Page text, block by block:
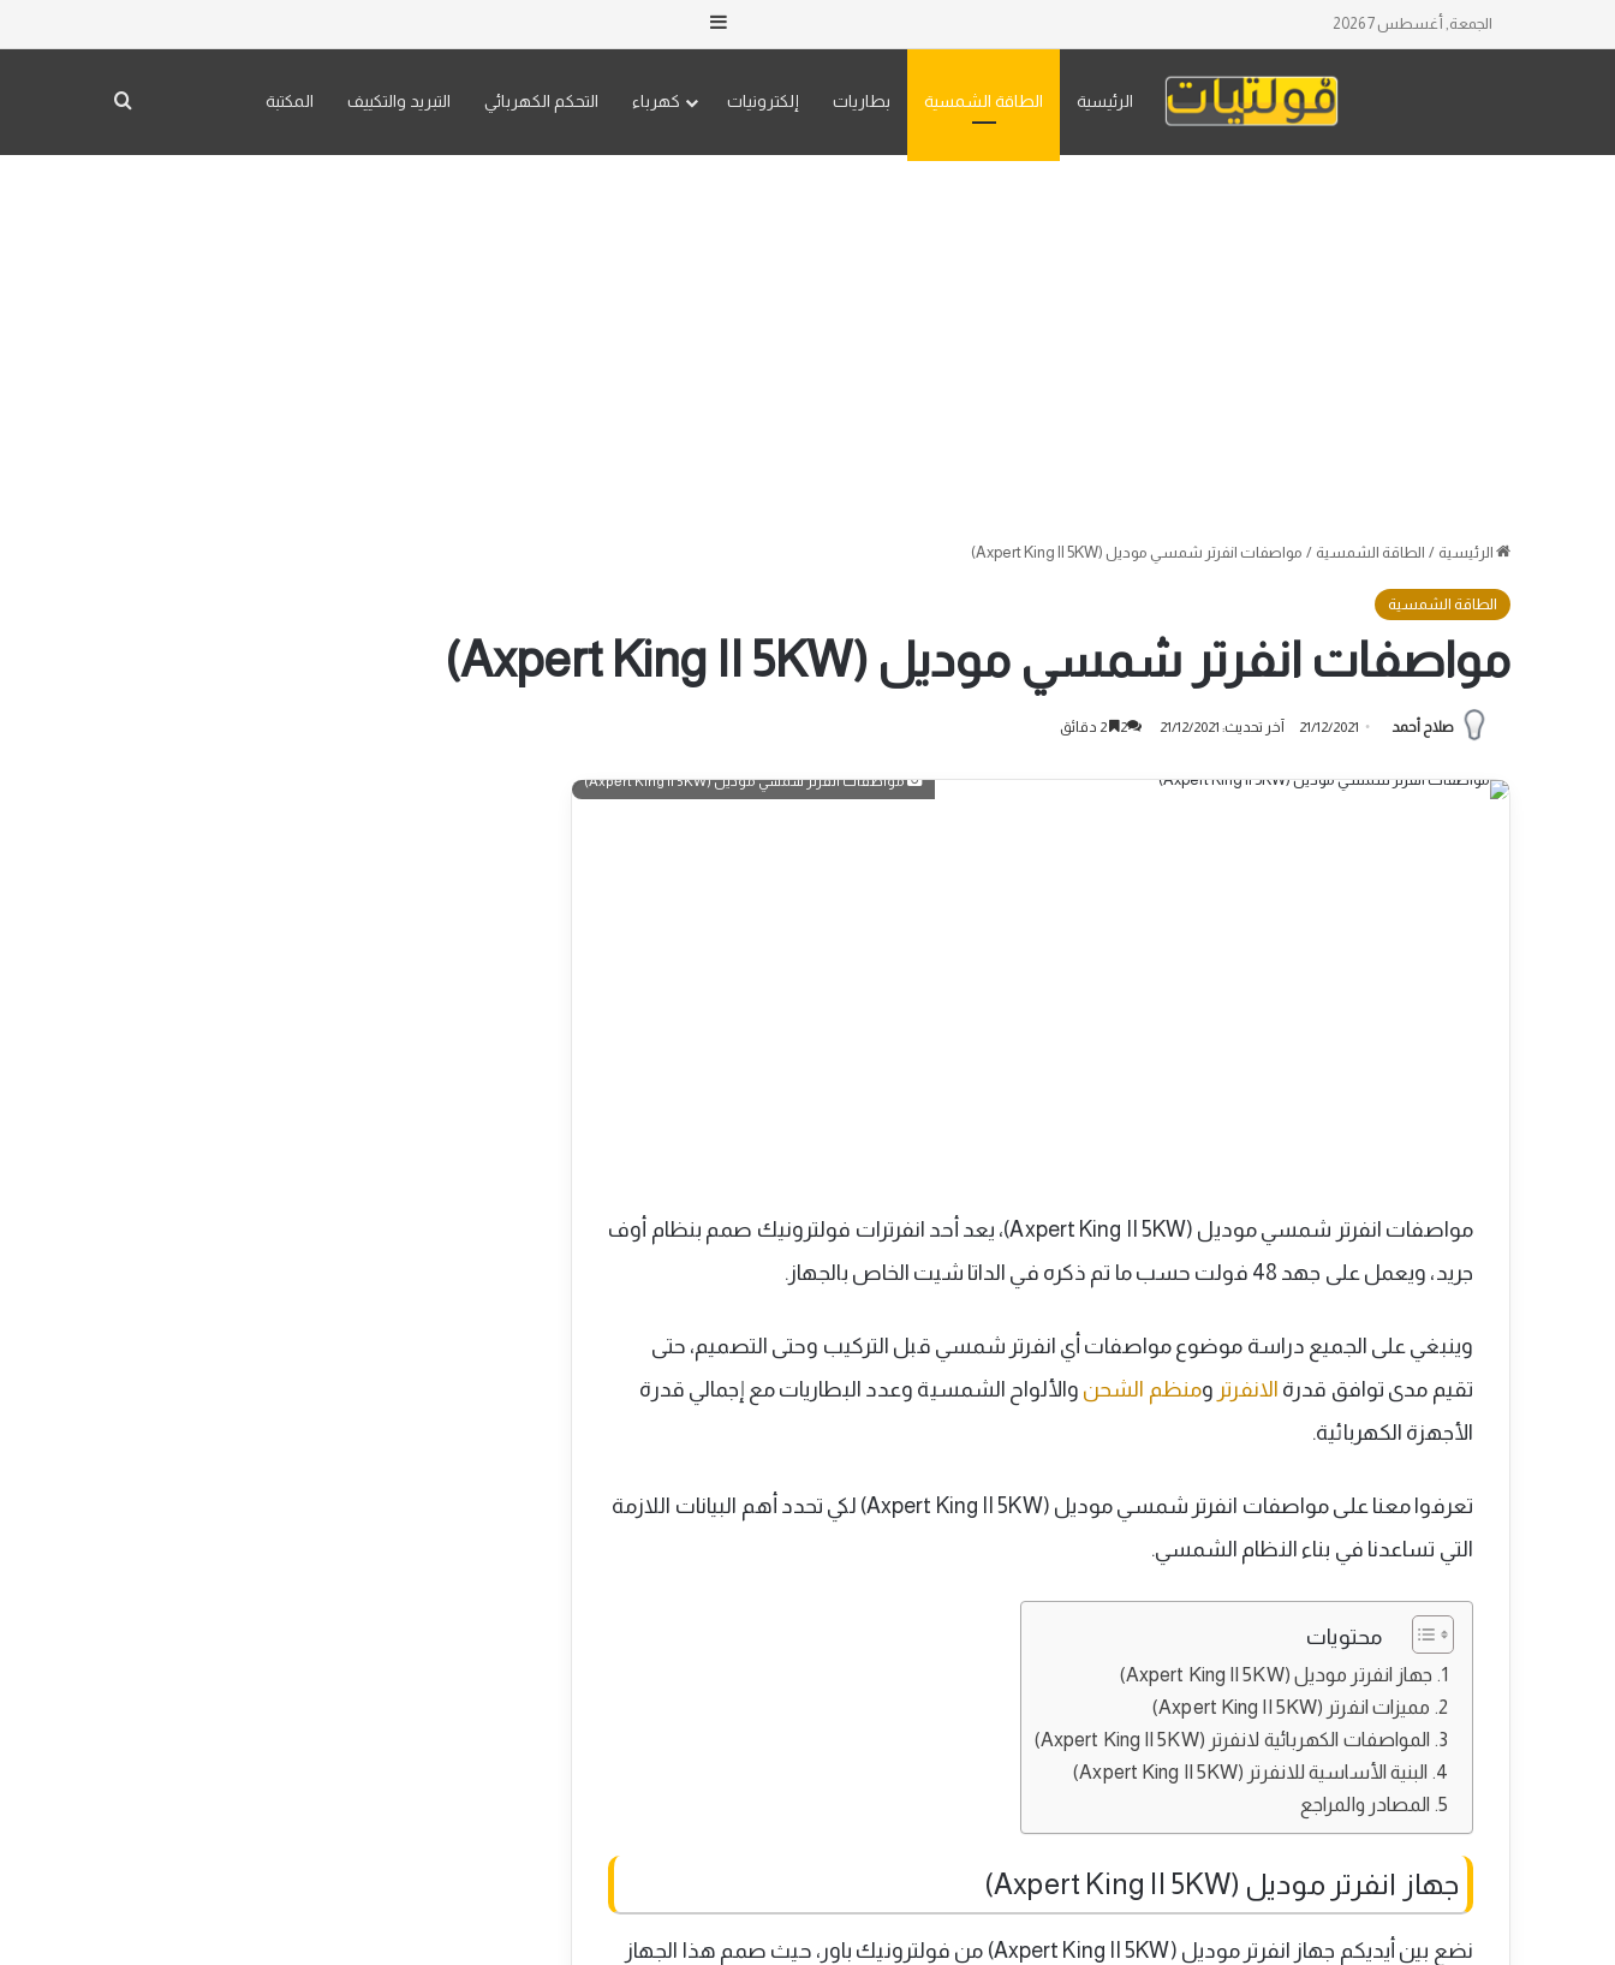
الجمعة, أغسطس 7 2026 إضافة عمود جانبي
الرئيسية الطاقة الشمسية بطاريات إلكترونيات كهرباء التحكم الكهربائي التبريد والتكييف المكتبة بحث عن
الرئيسية / الطاقة الشمسية / مواصفات انفرتر شمسي موديل (Axpert King II 5KW)
الطاقة الشمسية
مواصفات انفرتر شمسي موديل (Axpert King II 5KW)
صلاح أحمد 21/12/2021 آخر تحديث: 21/12/2021 2
مواصفات انفرتر شمسي موديل (Axpert King II 5KW)
مواصفات انفرتر شمسي موديل (Axpert King II 5KW)، يعد أحد انفرترات فولترونيك صمم بنظام أوف
جريد، ويعمل على جهد 48 فولت حسب ما تم ذكره في الداتا شيت الخاص بالجهاز.
وينبغي على الجميع دراسة موضوع مواصفات أي انفرتر شمسي قبل التركيب وحتى التصميم، حتى
تقيم مدى توافق قدرة الانفرتر ومنظم الشحن والألواح الشمسية وعدد البطاريات مع إجمالي قدرة
الأجهزة الكهربائية.
تعرفوا معنا على مواصفات انفرتر شمسي موديل (Axpert King II 5KW) لكي تحدد أهم البيانات اللازمة
التي تساعدنا في بناء النظام الشمسي.
محتويات
جهاز انفرتر موديل (Axpert King II 5KW)
مميزات انفرتر (Axpert King II 5KW)
المواصفات الكهربائية لانفرتر (Axpert King II 5KW)
البنية الأساسية للانفرتر (Axpert King II 5KW)
المصادر والمراجع
جهاز انفرتر موديل (Axpert King II 5KW)
نضع بين أيديكم جهاز انفرتر موديل (Axpert King II 5KW) من فولترونيك باور، حيث صمم هذا الجهاز